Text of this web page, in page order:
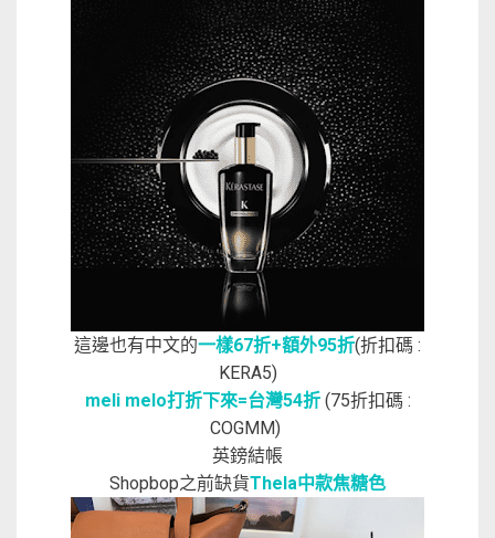
這邊也有中文的一樣67折+額外95折(折扣碼 :
KERA5)
meli melo打折下來=台灣54折(75折扣碼 :
COGMM)
英鎊結帳
Shopbop之前缺貨Thela中款焦糖色